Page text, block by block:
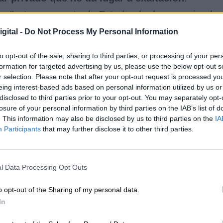
- Do Not Process My Personal Information
opt-out of the sale, sharing to third parties, or processing of your
for targeted advertising by us, please use the below opt-out
selection. Please note that after your opt-out request is processed
interest-based ads based on personal information utilized by us
to third parties prior to your opt-out. You may separately
of your personal information by third parties on the IAB’s list of
This information may also be disclosed by us to third parties on the
Participants that may further disclose it to other third parties.
Data Processing Opt Outs
opt-out of the Sharing of my personal data.
"esto es un acto de Estado, de democracia, de
España es un gran país
, lo sabemos, y
en el lugar de la historia democrática
el carácter"histórico" del acto celebrado el
"un proceso que se inició con la Ley de
ha recordado quesu labor era dar fe del
y ello"requería seriedad". Por ello, ha evitado
con la familia Franco, recordando que del otro
partes:
de la ministra de Justicia
y después la reinhumación. Mi función era
las que tengo que dar fe", de algo "histórico",